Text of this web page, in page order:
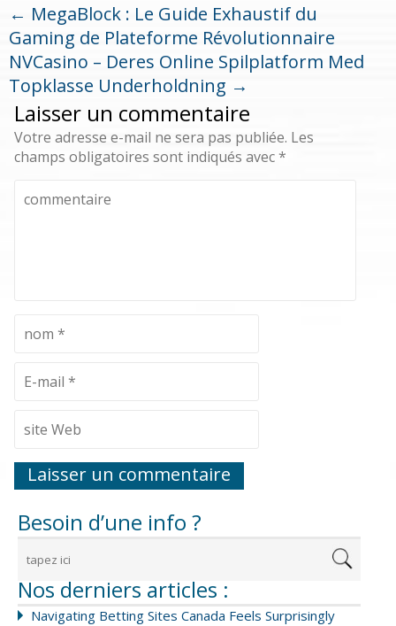
← MegaBlock : Le Guide Exhaustif du
Gaming de Plateforme Révolutionnaire
NVCasino – Deres Online Spilplatform Med
Topklasse Underholdning →
Laisser un commentaire
Votre adresse e-mail ne sera pas publiée. Les
champs obligatoires sont indiqués avec*
Besoin d’une info ?
Nos derniers articles :
Navigating Betting Sites Canada Feels Surprisingly